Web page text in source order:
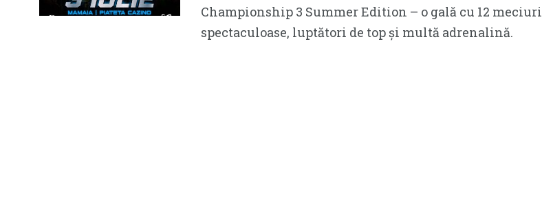
Championship 3 Summer Edition – o gală cu 12 meciuri
spectaculoase, luptători de top și multă adrenalină.